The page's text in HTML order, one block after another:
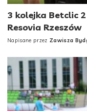
3 kolejka Betclic
Resovia Rzeszów
Posted
Napisane przez Zawisza